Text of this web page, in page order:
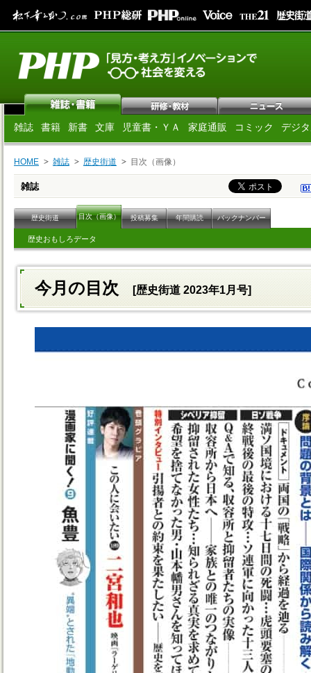
雑誌 書籍 新書 文庫 児童書・ＹＡ 家庭通販 コミック デジ
HOME 雑誌 歴史街道 目次（画像）
雑誌
歴史街道 目次（画像） 投稿募集 年間購読 バックナンバー
歴史おもしろデータ
今月の目次 [歴史街道 2023年1月号]